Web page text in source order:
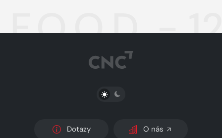
F.O.O.D. -
PŘEPNOUT SVĚTLÝ/TMAVÝ REŽIM
Dotazy O nás